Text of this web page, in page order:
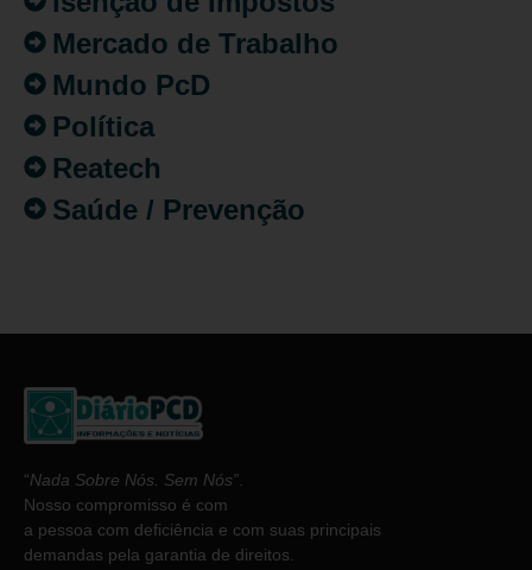
Mercado de Trabalho
Mundo PcD
Política
Reatech
Saúde / Prevenção
“Nada Sobre Nós. Sem Nós”
Nosso compromisso é com
a pessoa com deficiência e com suas principais
demandas pela garantia de direitos.